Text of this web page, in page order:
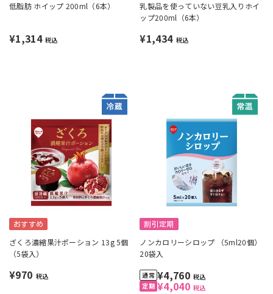
低脂肪 ホイップ 200ml（6本）
¥1,314 税込
乳製品を使っていない豆乳入りホイ
ップ200ml（6本）
¥1,434 税込
おすすめ
ざくろ濃縮果汁ポーション 13g 5個
（5袋入）
¥970 税込
割引定期
ノンカロリーシロップ （5ml20個）
20袋入
¥4,040 税込
¥4,760 税込